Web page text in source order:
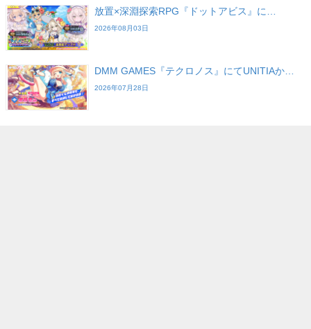
放置×深淵探索RPG『ドットアビス』に…
2026年08月03日
DMM GAMES『テクロノス』にてUNITIAか…
2026年07月28日